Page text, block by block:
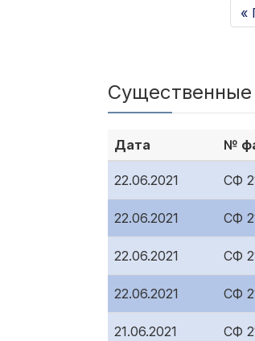
«
Дата №
22.06.2021 СФ
22.06.2021 СФ
22.06.2021 СФ
22.06.2021 СФ
21.06.2021 СФ